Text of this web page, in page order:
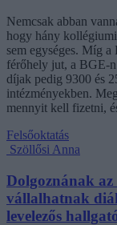
Nemcsak abban
hogy hány
sem egységes. Míg
férőhely jut, a BGE-
díjak pedig 9300 és
intézményekben.
mennyit kell fizetni,
Felsőoktatás
Szöllősi Anna
Dolgoznának az
vállalhatnak
levelezős